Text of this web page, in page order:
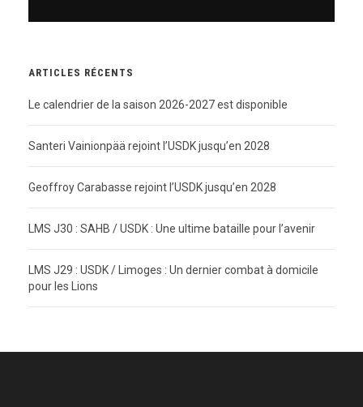
ARTICLES RÉCENTS
Le calendrier de la saison 2026-2027 est disponible
Santeri Vainionpää rejoint l’USDK jusqu’en 2028
Geoffroy Carabasse rejoint l’USDK jusqu’en 2028
LMS J30 : SAHB / USDK : Une ultime bataille pour l’avenir
LMS J29 : USDK / Limoges : Un dernier combat à domicile
pour les Lions